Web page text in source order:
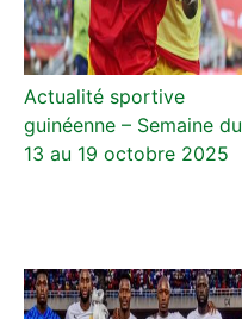
Actualité sportive
guinéenne – Semaine du
13 au 19 octobre 2025